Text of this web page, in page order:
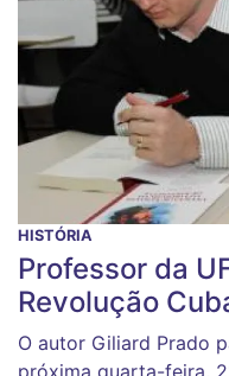
HISTÓRIA
Professor da
Revolução
O autor Giliard Prado